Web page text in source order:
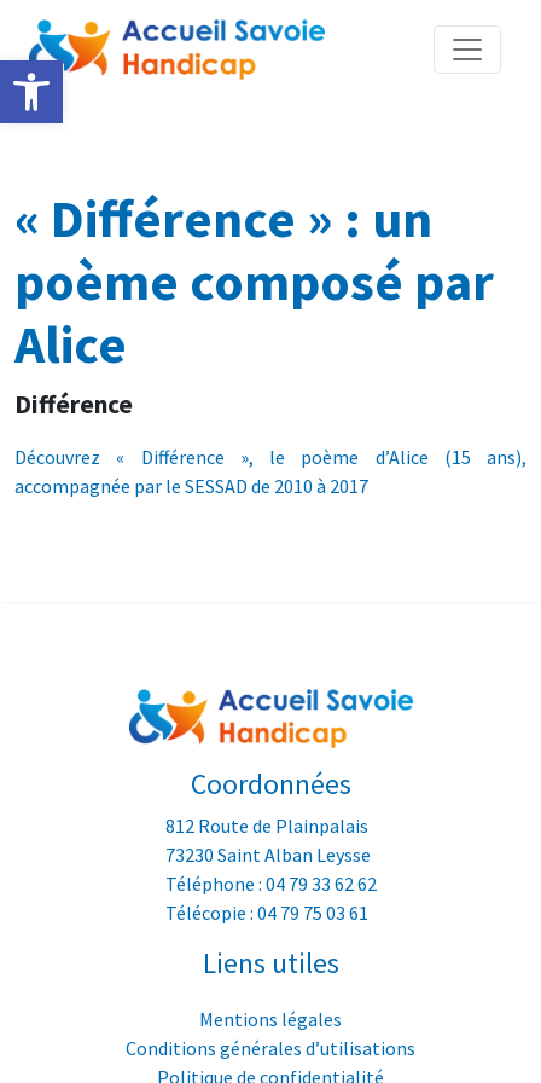
Ouvrir la barre d’outils
« Différence » : un
poème composé par
Alice
Différence
Découvrez « Différence », le poème d’Alice (15 ans),
accompagnée par le SESSAD de 2010 à 2017
Coordonnées
812 Route de Plainpalais
73230 Saint Alban Leysse
Téléphone : 04 79 33 62 62
Télécopie : 04 79 75 03 61
Liens utiles
Mentions légales
Conditions générales d’utilisations
Politique de confidentialité